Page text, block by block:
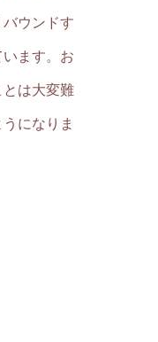
ウンドす
ます。お
は大変難
になりま